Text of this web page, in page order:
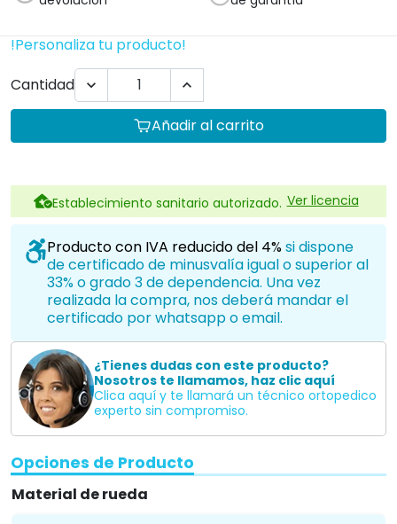
!Personaliza tu producto!
Cantidad
 
Añadir al carrito
Establecimiento sanitario autorizado. Ver licencia
Producto con IVA reducido del 4%si dispone
de certificado de minusvalía igual o superior al
33% o grado 3 de dependencia. Una vez
realizada la compra, nos deberá mandar el
certificado por whatsapp o email.
¿Tienes dudas con este producto?
Nosotros te llamamos, haz clic aquí
Clica aquí y te llamará un técnico ortopedico
experto sin compromiso.
Opciones de Producto
Material de rueda